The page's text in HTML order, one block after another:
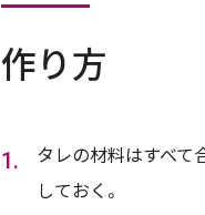
作り方
タレの材料はすべて
しておく。